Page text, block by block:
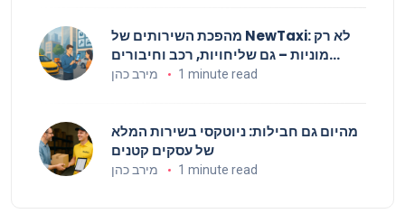
מהפכת השירותים של NewTaxi: לא רק
מוניות – גם שליחויות, רכב וחיבורים
עסקיים
מירב כהן 1 minute read
מהיום גם חבילות: ניוטקסי בשירות המלא
של עסקים קטנים
מירב כהן 1 minute read